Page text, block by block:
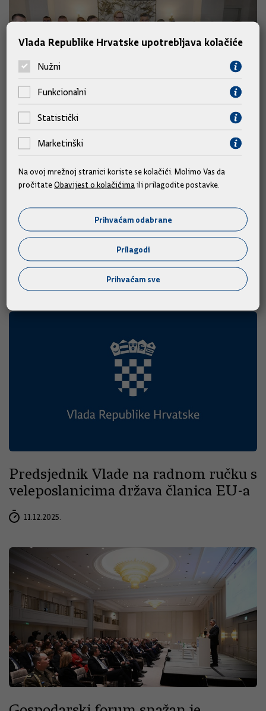
Predsjednik Vlade na redovitom
članica EU-a
unije, predsjednik Vlade Andrej Plenković sastao se danas s
veleposlanicima država članica EU-a na redovitom sastanku,
kojem je domaćin bio veleposlanik Kraljevine Danske Ole
Henrik Frijs-Madsen.
Predsjednik Vlade na radnom ručku s
veleposlanicima država članica EU-a
11.12.2025.
Vlada Republike Hrvatske upotrebljava kolačiće
Nužni
Funkcionalni
Statistički
Marketinški
Na ovoj mrežnoj stranici koriste se kolačići. Molimo Vas da
pročitateObavijest o kolačićima ili prilagodite postavke.
Prihvaćam odabrane
Prilagodi
Prihvaćam sve